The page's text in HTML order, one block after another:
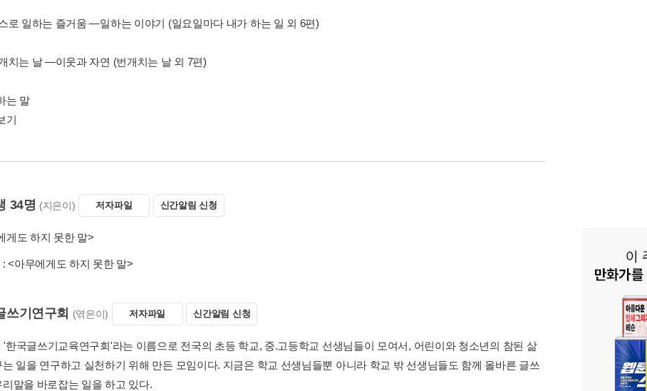
로 일하는 즐거움 ―일하는 이야기 (일요일마다 내가 하는 일 외 6편)
치는 날 ―이웃과 자연 (번개치는 날 외 7편)
는 말
기
34명 (지은이) 저자파일 신간알림 신청
게도 하지 못한 말>
:<아무에게도 하지 못한 말>
쓰기연구회 (엮은이) 저자파일 신간알림 신청
'한국글쓰기교육연구회'라는 이름으로 전국의 초등 학교, 중.고등학교 선생님들이 모여서, 어린이와 청소년의 참된 삶
는 일을 연구하고 실천하기 위해 만든 모임이다. 지금은 학교 선생님들뿐 아니라 학교 밖 선생님들도 함께 올바른 글쓰
리말을 바로잡는 일을 하고 있다.